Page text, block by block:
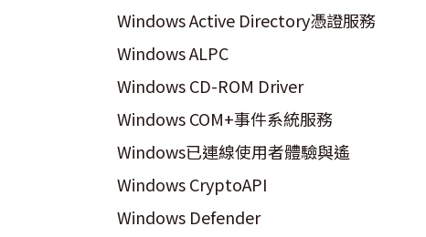
Windows Active Directory憑證服務
Windows ALPC
Windows CD-ROM Driver
Windows COM+事件系統服務
Windows已連線使用者體驗與遙
Windows CryptoAPI
Windows Defender